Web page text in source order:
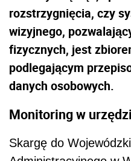
rozstrzygnięcia, czy
wizyjnego,
fizycznych, jest
podlegającym
danych osobowych.
Monitoring w
Skargę do